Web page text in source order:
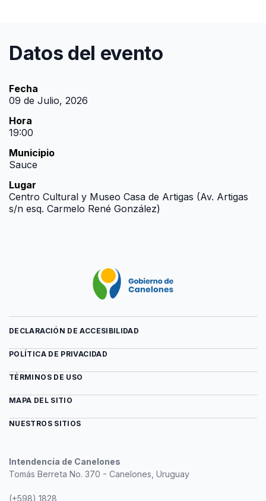
Datos del evento
Fecha
09 de Julio, 2026
Hora
19:00
Municipio
Sauce
Lugar
Centro Cultural y Museo Casa de Artigas (Av. Artigas
s/n esq. Carmelo René González)
Intendencia de Canelones
Tomás Berreta No. 370 - Canelones, Uruguay
(+598) 1828
DECLARACIÓN DE ACCESIBILIDAD
POLÍTICA DE PRIVACIDAD
TÉRMINOS DE USO
MAPA DEL SITIO
NUESTROS SITIOS